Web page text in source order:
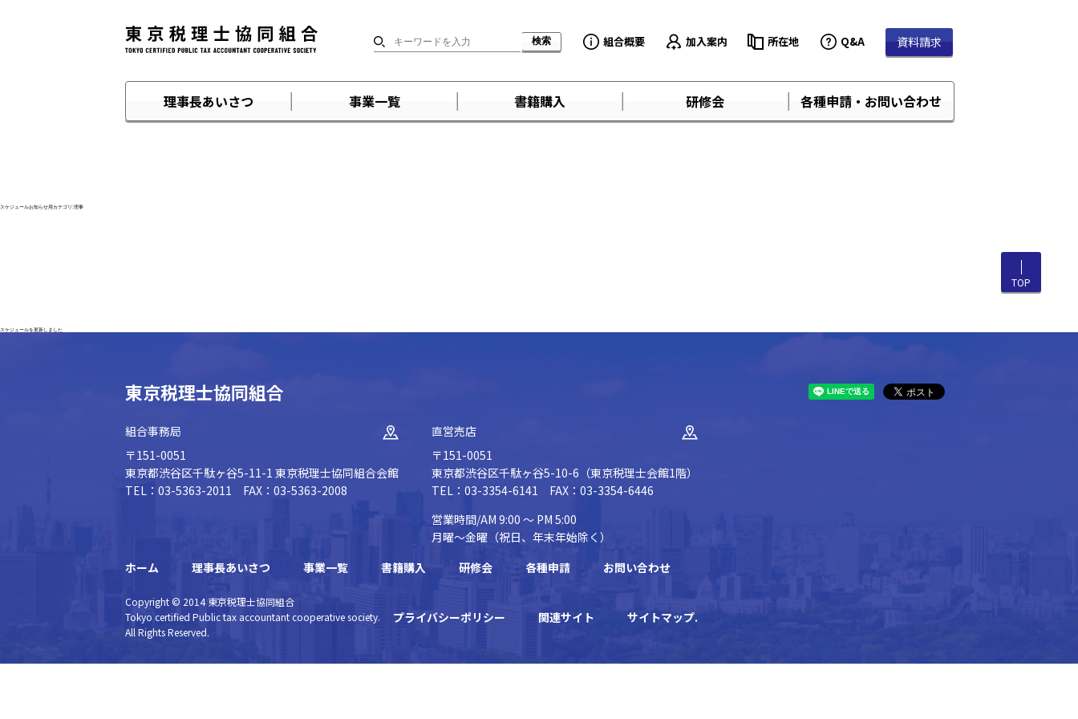
組合概要 加入案内 所在地 Q&A 資料請求
理事長あいさつ 事業一覧 書籍購入 研修会 各種申請・お問い合わせ
スケジュールお知らせ用カテゴリ:理事
スケジュールを更新しました
TOP
東京税理士協同組合
組合事務局
〒151-0051
東京都渋谷区千駄ヶ谷5-11-1 東京税理士協同組合会館
TEL：03-5363-2011 FAX：03-5363-2008
直営売店
〒151-0051
東京都渋谷区千駄ヶ谷5-10-6（東京税理士会館1階）
TEL：03-3354-6141 FAX：03-3354-6446
営業時間/AM 9:00 ～ PM 5:00
月曜～金曜（祝日、年末年始除く）
ホーム
理事長あいさつ 事業一覧 書籍購入 研修会 各種申請 お問い合わせ
Copyright © 2014 東京税理士協同組合
Tokyo certified Public tax accountant cooperative society.
All Rights Reserved.
プライバシーポリシー 関連サイト サイトマップ.